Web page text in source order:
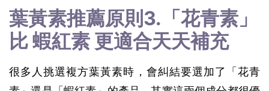
葉黃素推薦原則3.「花青素」
比 蝦紅素 更適合天天補充
很多人挑選複方葉黃素時，會糾結要選加了「花青